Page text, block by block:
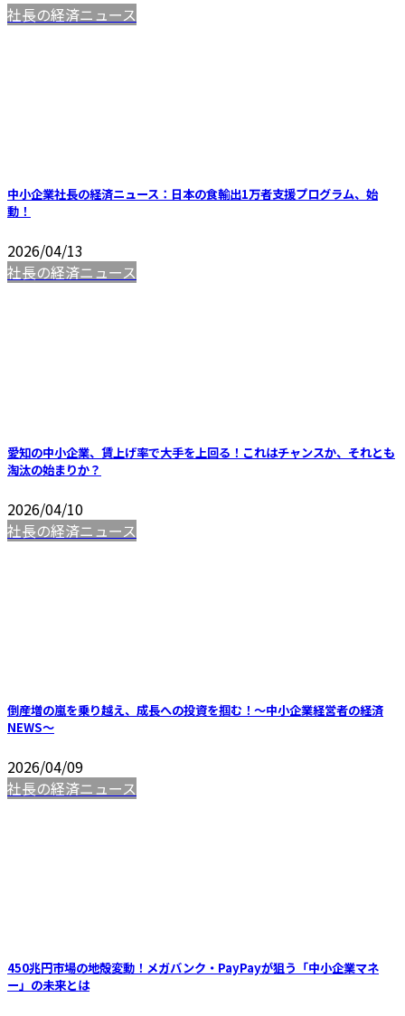
社長の経済ニュース
中小企業社長の経済ニュース：日本の食輸出1万者支援プログラム、始
動！
2026/04/13
社長の経済ニュース
愛知の中小企業、賃上げ率で大手を上回る！これはチャンスか、それとも
淘汰の始まりか？
2026/04/10
社長の経済ニュース
倒産増の嵐を乗り越え、成長への投資を掴む！～中小企業経営者の経済
NEWS～
2026/04/09
社長の経済ニュース
450兆円市場の地殻変動！メガバンク・PayPayが狙う「中小企業マネ
ー」の未来とは